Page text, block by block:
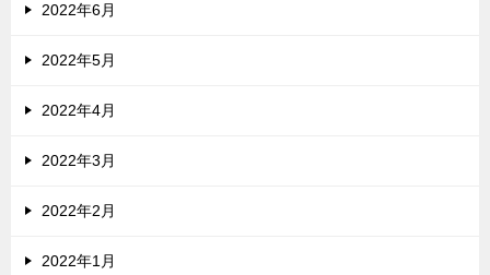
2022年6月
2022年5月
2022年4月
2022年3月
2022年2月
2022年1月